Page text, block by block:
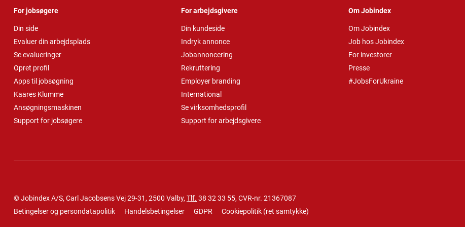
For jobsøgere
Din side
Evaluer din arbejdsplads
Se evalueringer
Opret profil
Apps til jobsøgning
Kaares Klumme
Ansøgningsmaskinen
Support for jobsøgere
For arbejdsgivere
Din kundeside
Indryk annonce
Jobannoncering
Rekruttering
Employer branding
International
Se virksomhedsprofil
Support for arbejdsgivere
Om Jobindex
Om Jobindex
Job hos Jobindex
For investorer
Presse
#JobsForUkraine
© Jobindex A/S, Carl Jacobsens Vej 29-31, 2500 Valby, Tlf. 38 32 33 55, CVR-nr. 21367087
Betingelser og persondatapolitik
Handelsbetingelser GDPR Cookiepolitik (ret samtykke)